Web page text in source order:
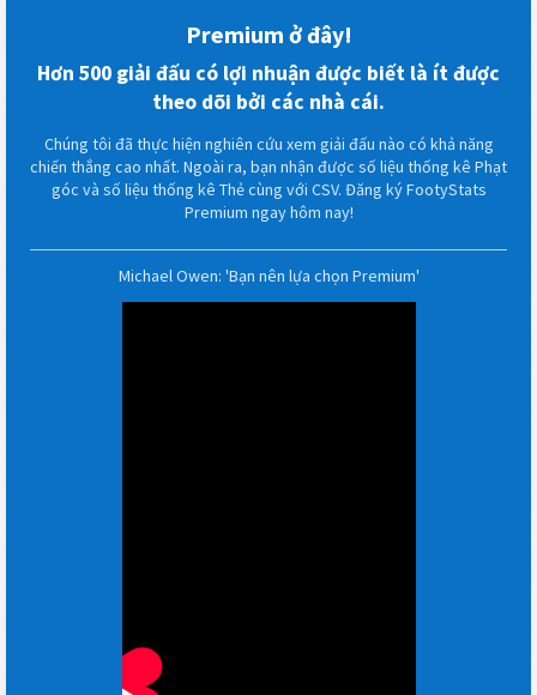
Premium ở đây!
Hơn 500 giải đấu có lợi nhuận được biết là ít được
theo dõi bởi các nhà cái.
Chúng tôi đã thực hiện nghiên cứu xem giải đấu nào có khả năng
chiến thắng cao nhất. Ngoài ra, bạn nhận được số liệu thống kê Phạt
góc và số liệu thống kê Thẻ cùng với CSV. Đăng ký FootyStats
Premium ngay hôm nay!
Michael Owen: 'Bạn nên lựa chọn Premium'